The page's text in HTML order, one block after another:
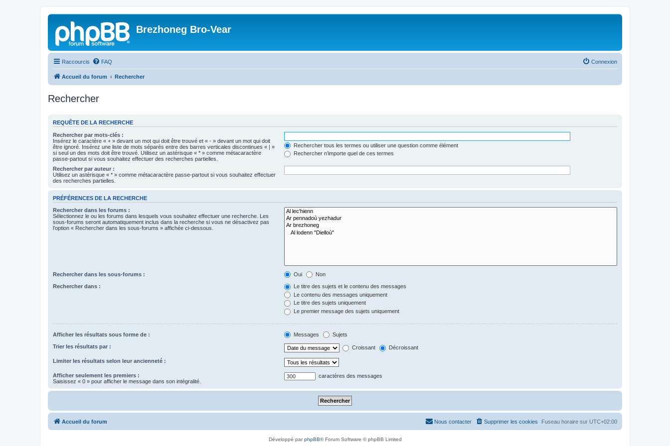
Brezhoneg Bro-Vear
Raccourcis FAQ Connexion
Accueil du forum Rechercher
Rechercher
REQUÊTE DE LA RECHERCHE
Rechercher par mots-clés :
Insérez le caractère « + » devant un mot qui doit être trouvé et « - » devant un mot qui doit
être ignoré. Insérez une liste de mots séparés entre des barres verticales discontinues « | »
si seul un des mots doit être trouvé. Utilisez un astérisque « * » comme métacaractère
passe-partout si vous souhaitez effectuer des recherches partielles.
Rechercher tous les termes ou utiliser une question comme élément
Rechercher n’importe quel de ces termes
Rechercher par auteur :
Utilisez un astérisque « * » comme métacaractère passe-partout si vous souhaitez effectuer
des recherches partielles.
PRÉFÉRENCES DE LA RECHERCHE
Rechercher dans les forums :
Sélectionnez le ou les forums dans lesquels vous souhaitez effectuer une recherche. Les
sous-forums seront automatiquement inclus dans la recherche si vous ne désactivez pas
l’option « Rechercher dans les sous-forums » affichée ci-dessous.
Rechercher dans les sous-forums : Oui Non
Rechercher dans :
Le titre des sujets et le contenu des messages
Le contenu des messages uniquement
Le titre des sujets uniquement
Le premier message des sujets uniquement
Afficher les résultats sous forme de : Messages Sujets
Trier les résultats par : Croissant Décroissant
Limiter les résultats selon leur ancienneté :
Afficher seulement les premiers :
Saisissez « 0 » pour afficher le message dans son intégralité.
caractères des messages
Accueil du forum Fuseau horaire sur UTC+02:00
Supprimer les cookies
Nous contacter
Développé parphpBB® Forum Software © phpBB Limited